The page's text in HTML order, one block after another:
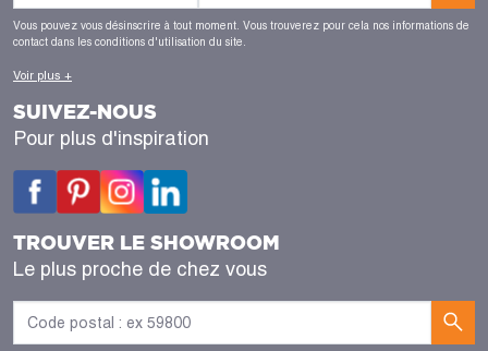
Vous pouvez vous désinscrire à tout moment. Vous trouverez pour cela nos informations de
contact dans les conditions d'utilisation du site.
Voir plus +
SUIVEZ-NOUS
Pour plus d'inspiration
TROUVER LE SHOWROOM
Le plus proche de chez vous